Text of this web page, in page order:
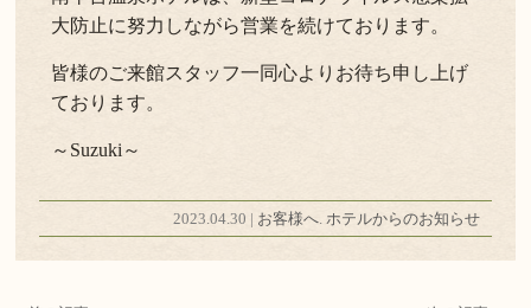
大防止に努力しながら営業を続けております。
皆様のご来館スタッフ一同心よりお待ち申し上げ
ております。
～Suzuki～
2023.04.30 | お客様へ. ホテルからのお知らせ